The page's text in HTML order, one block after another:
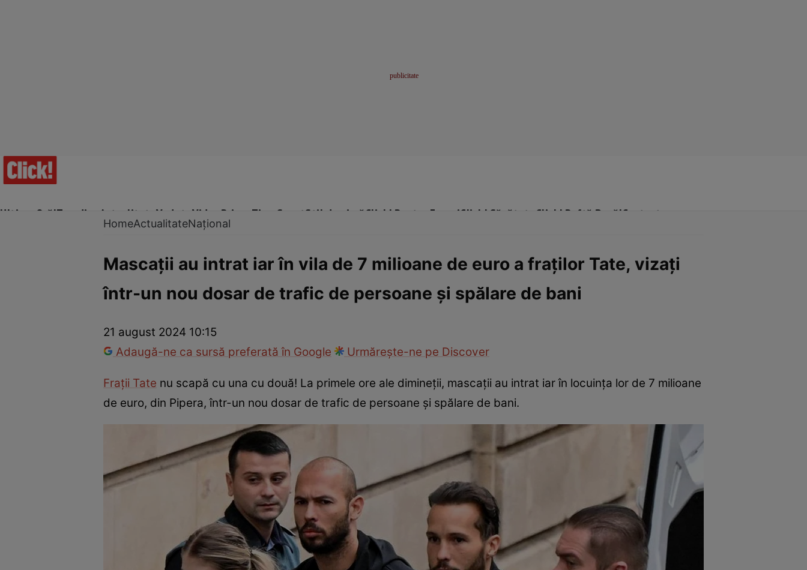
Ultima Oră!Trending Actualitate Vedete Video Prime Time SportStil de viațăClick! Pentru FemeiClick! Sănătate Click! Poftă Bună!Contact
Internațional Fapt diversTehnologie NaționalSport
HomeActualitateNațional
Mascații au intrat iar în vila de 7 milioane de euro a fraților Tate, vizați
într-un nou dosar de trafic de persoane și spălare de bani
21 august 2024 10:15
Adaugă-ne ca sursă preferată în Google
Urmărește-ne pe Discover
Frații Tate nu scapă cu una cu două! La primele ore ale dimineții, mascații au intrat iar în locuința lor de 7 milioane
de euro, din Pipera, într-un nou dosar de trafic de persoane și spălare de bani.